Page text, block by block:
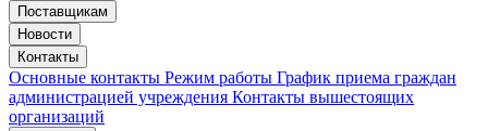
Поставщикам
Новости
Контакты
Основные контакты Режим работы График приема граждан
администрацией учреждения Контакты вышестоящих
организаций